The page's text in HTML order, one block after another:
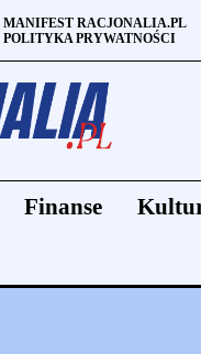
MANIFEST RACJONALIA.PL
POLITYKA PRYWATNOŚCI
Finanse